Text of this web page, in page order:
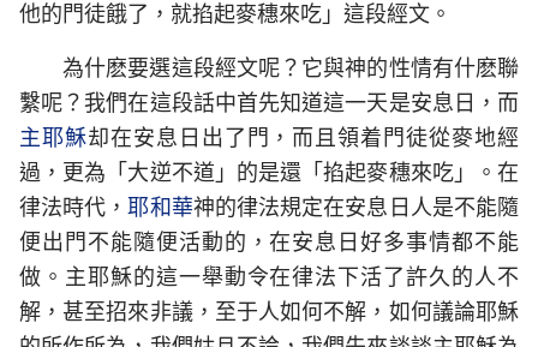
他的門徒餓了，就掐起麥穗來吃」這段經文。
為什麽要選這段經文呢？它與神的性情有什麽聯
繫呢？我們在這段話中首先知道這一天是安息日，而
主耶穌却在安息日出了門，而且領着門徒從麥地經
過，更為「大逆不道」的是還「掐起麥穗來吃」。在
律法時代，耶和華神的律法規定在安息日人是不能隨
便出門不能隨便活動的，在安息日好多事情都不能
做。主耶穌的這一舉動令在律法下活了許久的人不
解，甚至招來非議，至于人如何不解，如何議論耶穌